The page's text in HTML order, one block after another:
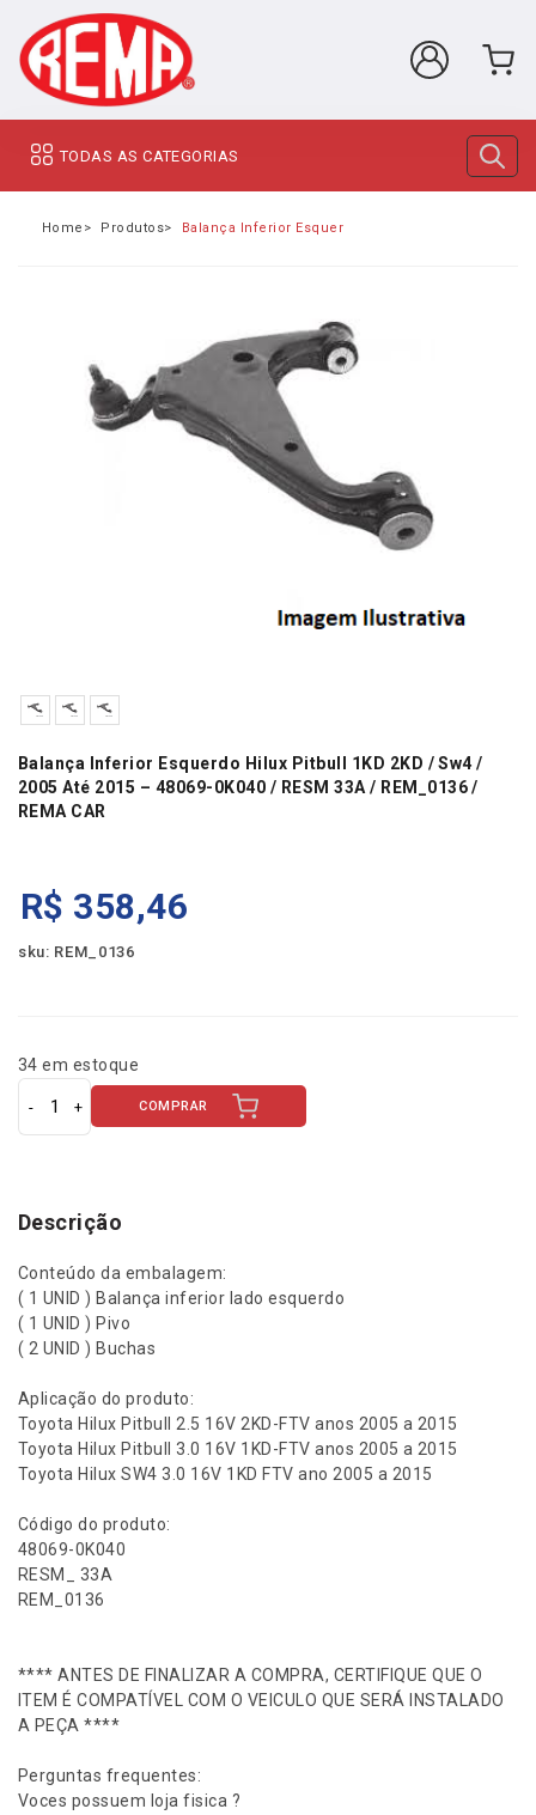
TODAS AS CATEGORIAS
Home Produtos Balança Inferior Esquerdo Hilux Pitbull 1KD 2KD /
Balança Inferior Esquerdo Hilux Pitbull 1KD 2KD / Sw4 /
2005 Até 2015 – 48069-0K040 / RESM 33A / REM_0136 /
REMA CAR
R$ 358,46
sku: REM_0136
34 em estoque
B
a
n
a
I
n
f
r
i
o
r
s
q
u
o
H
i
u
x
COMPRAR
Descrição
Conteúdo da embalagem:
( 1 UNID ) Balança inferior lado esquerdo
( 1 UNID ) Pivo
( 2 UNID ) Buchas
Aplicação do produto:
Toyota Hilux Pitbull 2.5 16V 2KD-FTV anos 2005 a 2015
Toyota Hilux Pitbull 3.0 16V 1KD-FTV anos 2005 a 2015
Toyota Hilux SW4 3.0 16V 1KD FTV ano 2005 a 2015
Código do produto:
48069-0K040
RESM_ 33A
REM_0136
**** ANTES DE FINALIZAR A COMPRA, CERTIFIQUE QUE O
ITEM É COMPATÍVEL COM O VEICULO QUE SERÁ INSTALADO
A PEÇA ****
Perguntas frequentes:
Voces possuem loja fisica ?